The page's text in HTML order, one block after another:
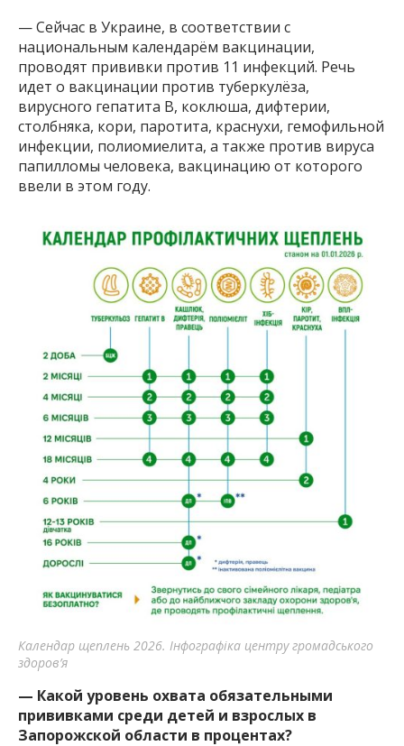
— Сейчас в Украине, в соответствии с
национальным календарём вакцинации,
проводят прививки против 11 инфекций. Речь
идет о вакцинации против туберкулёза,
вирусного гепатита B, коклюша, дифтерии,
столбняка, кори, паротита, краснухи, гемофильной
инфекции, полиомиелита, а также против вируса
папилломы человека, вакцинацию от которого
ввели в этом году.
Календар щеплень 2026. Інфографіка центру громадського
здоров’я
— Какой уровень охвата обязательными
прививками среди детей и взрослых в
Запорожской области в процентах?